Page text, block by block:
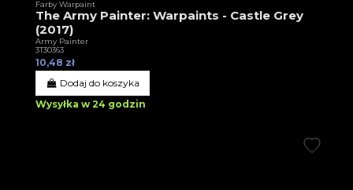
Farby Warpaint
The Army Painter: Warpaints - Castle Grey
(2017)
Army Painter
3T30363
10,48 zł
Dodaj do koszyka
Wysyłka w 24 godzin